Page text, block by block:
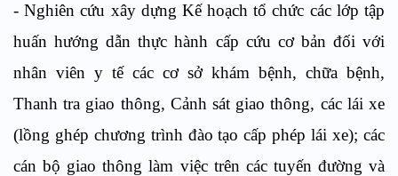
- Nghiên cứu xây dựng Kế hoạch tổ chức các lớp tập
huấn hướng dẫn thực hành cấp cứu cơ bản đối với
nhân viên y tế các cơ sở khám bệnh, chữa bệnh,
Thanh tra giao thông, Cảnh sát giao thông, các lái xe
(lồng ghép chương trình đào tạo cấp phép lái xe); các
cán bộ giao thông làm việc trên các tuyến đường và